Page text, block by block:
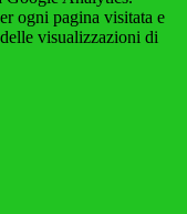
ogni pagina visitata e
visualizzazioni di